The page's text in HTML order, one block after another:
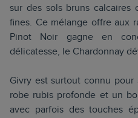
sur des sols bruns calcaires
fines. Ce mélange offre aux
Pinot Noir gagne en
délicatesse, le Chardonnay
Givry est surtout connu
robe rubis profonde et un
avec parfois des touches